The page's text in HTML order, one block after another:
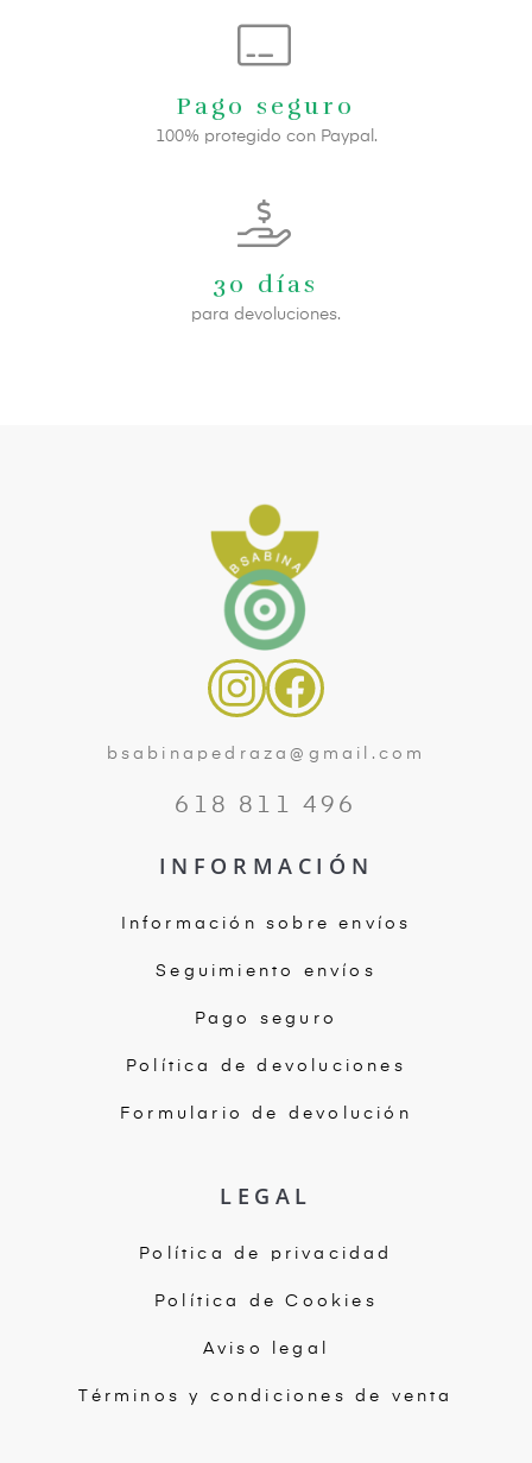
Pago seguro
100% protegido con Paypal.
30 días
para devoluciones.
bsabinapedraza@gmail.com
618 811 496
INFORMACIÓN
Información sobre envíos
Seguimiento envíos
Pago seguro
Política de devoluciones
Formulario de devolución
LEGAL
Política de privacidad
Política de Cookies
Aviso legal
Términos y condiciones de venta